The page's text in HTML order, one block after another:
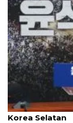
Skandal
Korea Selatan